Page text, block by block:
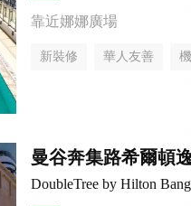
靠近娜娜廣場
新裝修 華人友善
曼谷奔集路希爾頓
DoubleTree by Hilton